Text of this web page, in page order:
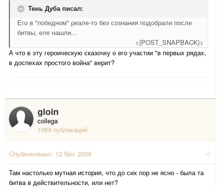
Тень Дуба писал:
Его в "победном" реале-то без сознания подобрали после
битвы, еле нашли...
<{POST_SNAPBACK}>
А что в эту героическую сказочку о его участии "в первых рядах,
в доспехах простого война" верит?
gloin
collega
1069 публикаций
Опубликовано: 12 Nov 2009
Там настолько мутная история, что до сих пор не ясно - была та
битва в действительности, или нет?